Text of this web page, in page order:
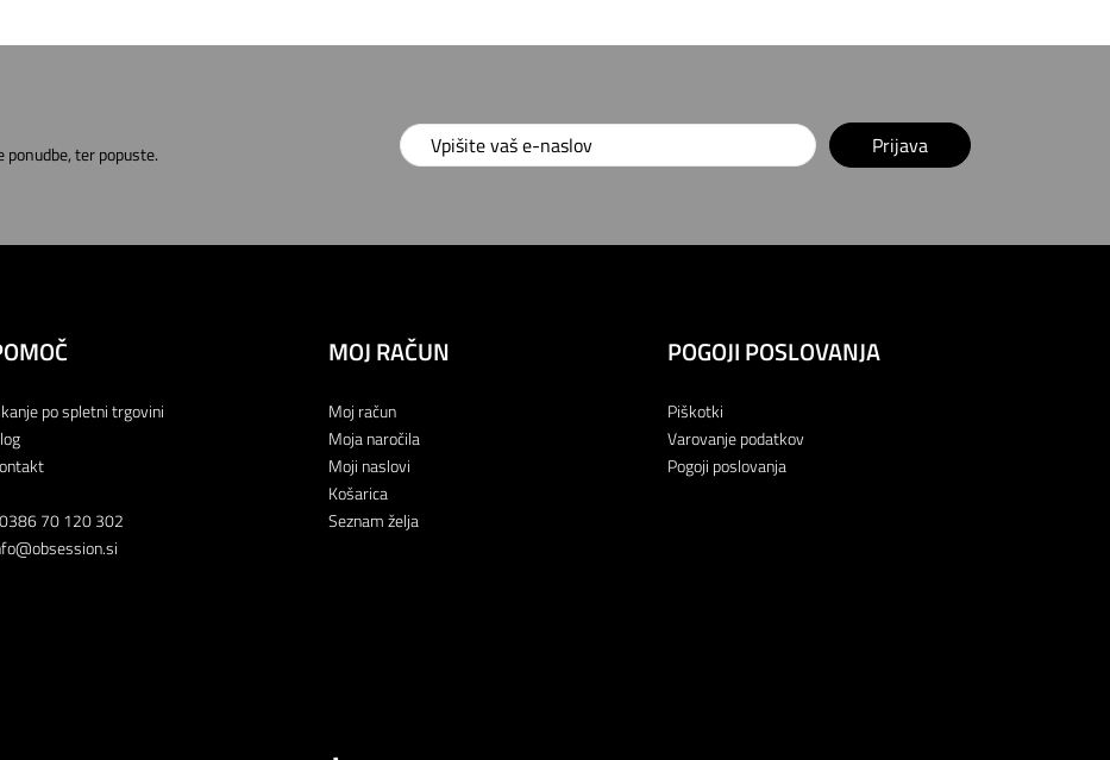
ter popuste. Prijava
po spletni trgovini
70 120 302
MOJ RAČUN
Moj račun
Moja naročila
Moji naslovi
Košarica
Seznam želja
POGOJI POSLOVANJA
Piškotki
Varovanje podatkov
Pogoji poslovanja